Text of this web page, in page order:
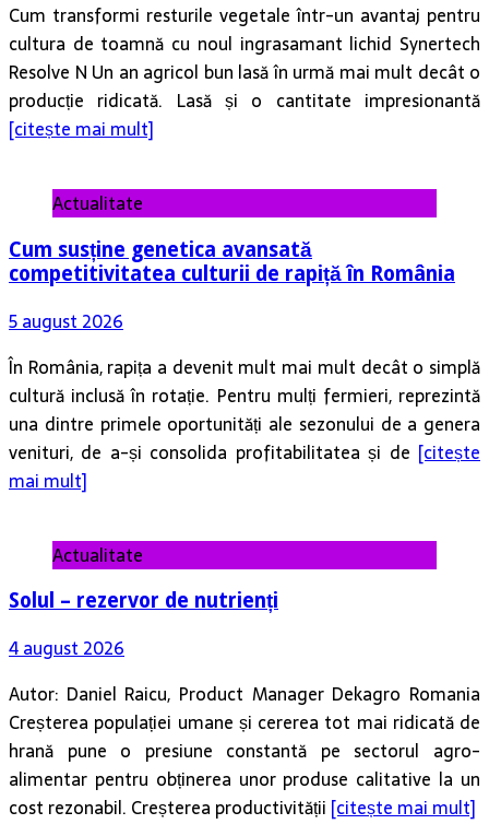
Cum transformi resturile vegetale într-un avantaj pentru
cultura de toamnă cu noul ingrasamant lichid Synertech
Resolve N Un an agricol bun lasă în urmă mai mult decât o
producție ridicată. Lasă și o cantitate impresionantă
[citește mai mult]
Actualitate
Cum susține genetica avansată
competitivitatea culturii de rapiță în România
5 august 2026
În România, rapița a devenit mult mai mult decât o simplă
cultură inclusă în rotație. Pentru mulți fermieri, reprezintă
una dintre primele oportunități ale sezonului de a genera
venituri, de a-și consolida profitabilitatea și de [citește
mai mult]
Actualitate
Solul – rezervor de nutrienți
4 august 2026
Autor: Daniel Raicu, Product Manager Dekagro Romania
Creșterea populației umane și cererea tot mai ridicată de
hrană pune o presiune constantă pe sectorul agro-
alimentar pentru obținerea unor produse calitative la un
cost rezonabil. Creșterea productivității [citește mai mult]